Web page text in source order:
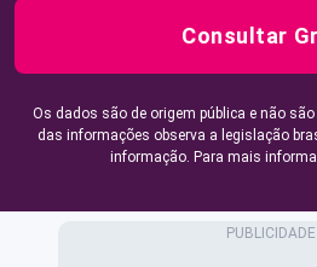
Consultar
Os dados são de origem pública e não
das informações observa a legislação
informação. Para mais